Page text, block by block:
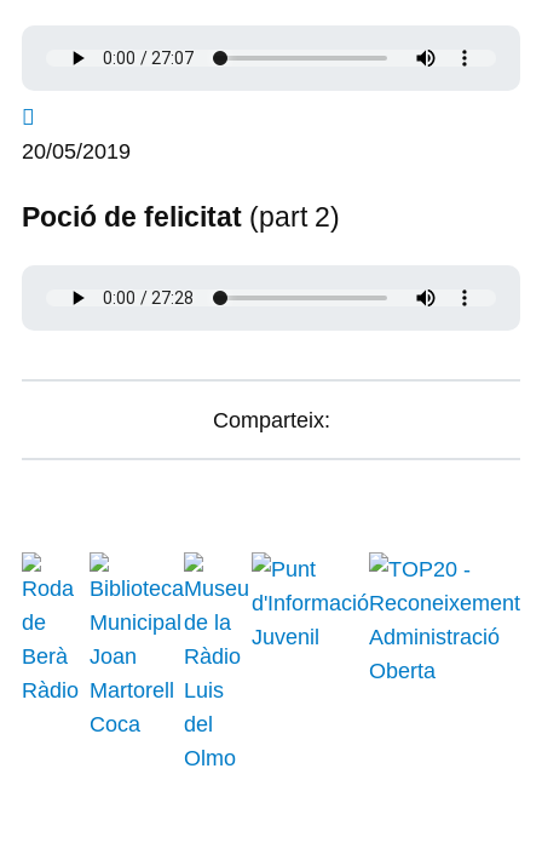
20/05/2019
Poció de felicitat (part 2)
Comparteix: